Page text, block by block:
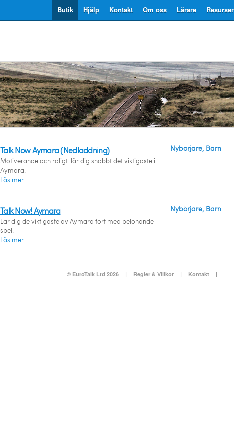
Resurser
Lärare
Om oss
Kontakt
Hjälp
Butik
Talk Now Aymara (Nedladdning)
Motiverande och roligt: lär dig snabbt det viktigaste i
Aymara.
Läs mer
Nybörjare, Barn
Talk Now! Aymara
Lär dig de viktigaste av Aymara fort med belönande
spel.
Läs mer
Nybörjare, Barn
© EuroTalk Ltd 2026 | Regler & Villkor | Kontakt |